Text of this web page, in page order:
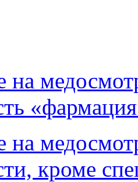
на
на
кроме